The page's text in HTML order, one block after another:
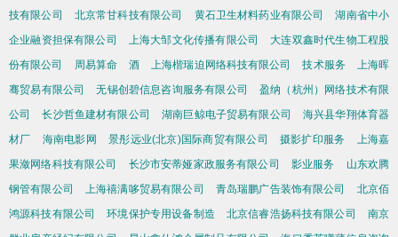
技有限公司
北京常甘科技有限公司 黄石卫生材料药业有限公司
湖南省中小
企业融资担保有限公司
上海大邹文化传播有限公司
大连双鑫时代生物工程股
份有限公司
周易算命 酒 上海楷瑞迫网络科技有限公司 技术服务
上海晖
骞贸易有限公司
无锡创碧信息咨询服务有限公司
盈纳（杭州）网络技术有限
公司
长沙哲鱼建材有限公司 湖南巨鲸电子贸易有限公司
海兴县华翔体育器
材厂
海南电影网 景彤远业(北京)国际商贸有限公司 摄影扩印服务
上海嘉
果潋网络科技有限公司
长沙市安蒂娅家政服务有限公司 影业服务
山东欢腾
钢管有限公司
上海禧满哆贸易有限公司 青岛瑞鹏广告装饰有限公司
北京佰
鸿源科技有限公司
环境保护专用设备制造 北京信睿浩扬科技有限公司
南京